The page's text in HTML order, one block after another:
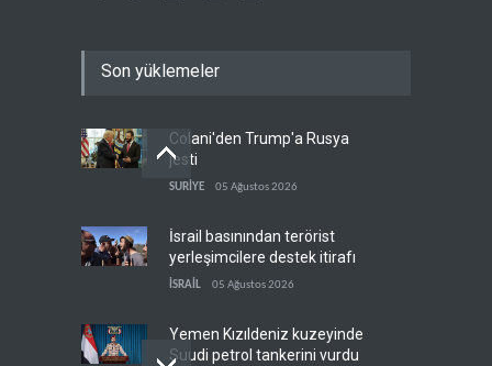
Son yüklemeler
Colani'den Trump'a Rusya
jesti
SURİYE 05 Ağustos 2026
İsrail basınından terörist
yerleşimcilere destek itirafı
İSRAİL 05 Ağustos 2026
Yemen Kızıldeniz kuzeyinde
Suudi petrol tankerini vurdu